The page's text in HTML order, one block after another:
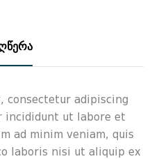
consectetur adipiscing
incididunt ut labore et
ad minim veniam, quis
laboris nisi ut aliquip ex